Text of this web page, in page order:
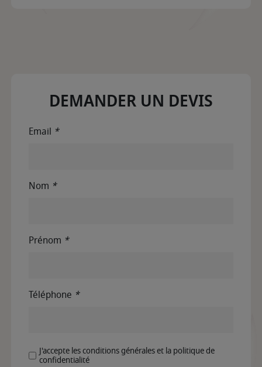
DEMANDER UN DEVIS
Email *
Nom *
Prénom *
Téléphone *
J'accepte les conditions générales et la politique de
confidentialité